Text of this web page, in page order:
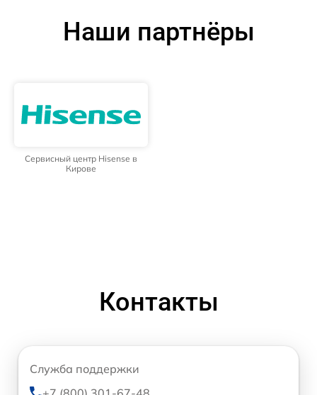
Наши партнёры
Сервисный центр Hisense в
Кирове
Контакты
Служба поддержки